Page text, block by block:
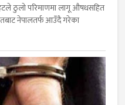
ठुलो परिमाणमा लागू औषधसहित
नेपालतर्फ आउँदै गरेका